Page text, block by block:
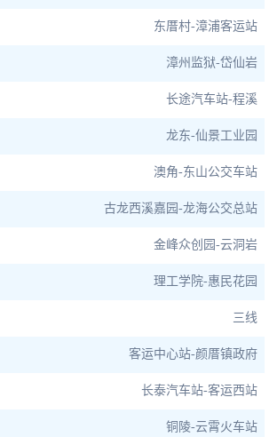
东厝村-漳浦客运站
漳州监狱-岱仙岩
长途汽车站-程溪
龙东-仙景工业园
澳角-东山公交车站
古龙西溪嘉园-龙海公交总站
金峰众创园-云洞岩
理工学院-惠民花园
三线
客运中心站-颜厝镇政府
长泰汽车站-客运西站
铜陵-云霄火车站